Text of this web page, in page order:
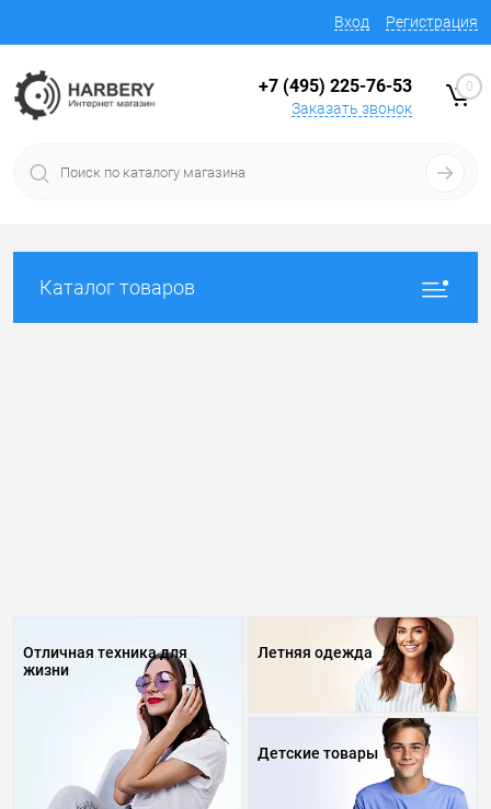
Вход Регистрация
+7 (495) 225-76-53
Заказать звонок
0
Каталог товаров
Отличная техника для
жизни
Летняя одежда
Детские товары